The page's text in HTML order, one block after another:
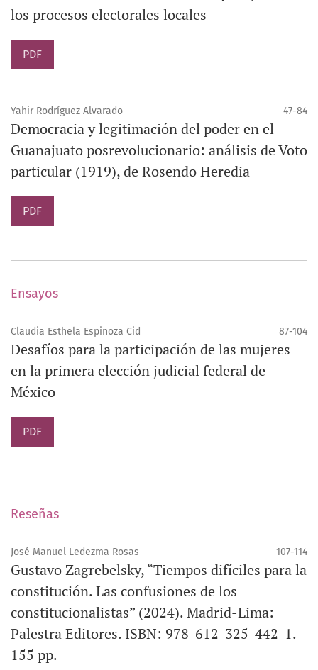
los procesos electorales locales
PDF
Yahir Rodríguez Alvarado 47-84
Democracia y legitimación del poder en el
Guanajuato posrevolucionario: análisis de Voto
particular (1919), de Rosendo Heredia
PDF
Ensayos
Claudia Esthela Espinoza Cid 87-104
Desafíos para la participación de las mujeres
en la primera elección judicial federal de
México
PDF
Reseñas
José Manuel Ledezma Rosas 107-114
Gustavo Zagrebelsky, “Tiempos difíciles para la
constitución. Las confusiones de los
constitucionalistas” (2024). Madrid-Lima:
Palestra Editores. ISBN: 978-612-325-442-1.
155 pp.